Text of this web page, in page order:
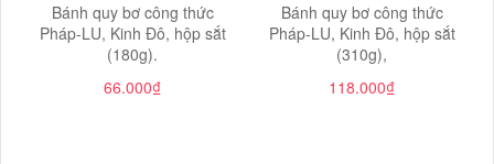
Bánh quy bơ công thức
Pháp-LU, Kinh Đô, hộp sắt
(180g).
66.000₫
Bánh quy bơ công thức
Pháp-LU, Kinh Đô, hộp sắt
(310g),
118.000₫